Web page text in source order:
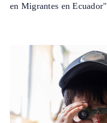
en Migrantes en Ecuador"